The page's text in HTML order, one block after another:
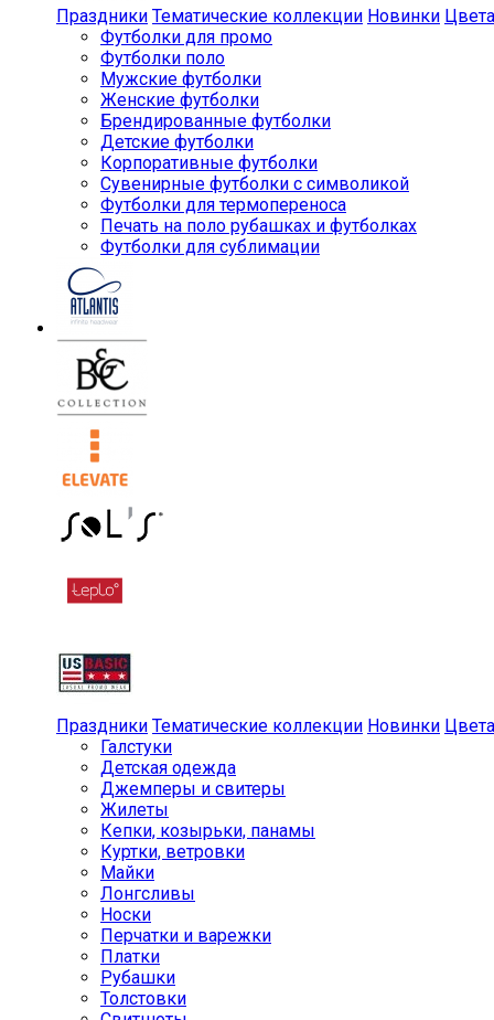
Праздники Тематические коллекции Новинки Цвета
Футболки для промо
Футболки поло
Мужские футболки
Женские футболки
Брендированные футболки
Детские футболки
Корпоративные футболки
Сувенирные футболки с символикой
Футболки для термопереноса
Печать на поло рубашках и футболках
Футболки для сублимации
Праздники Тематические коллекции Новинки Цвета
Галстуки
Детская одежда
Джемперы и свитеры
Жилеты
Кепки, козырьки, панамы
Куртки, ветровки
Майки
Лонгсливы
Носки
Перчатки и варежки
Платки
Рубашки
Толстовки